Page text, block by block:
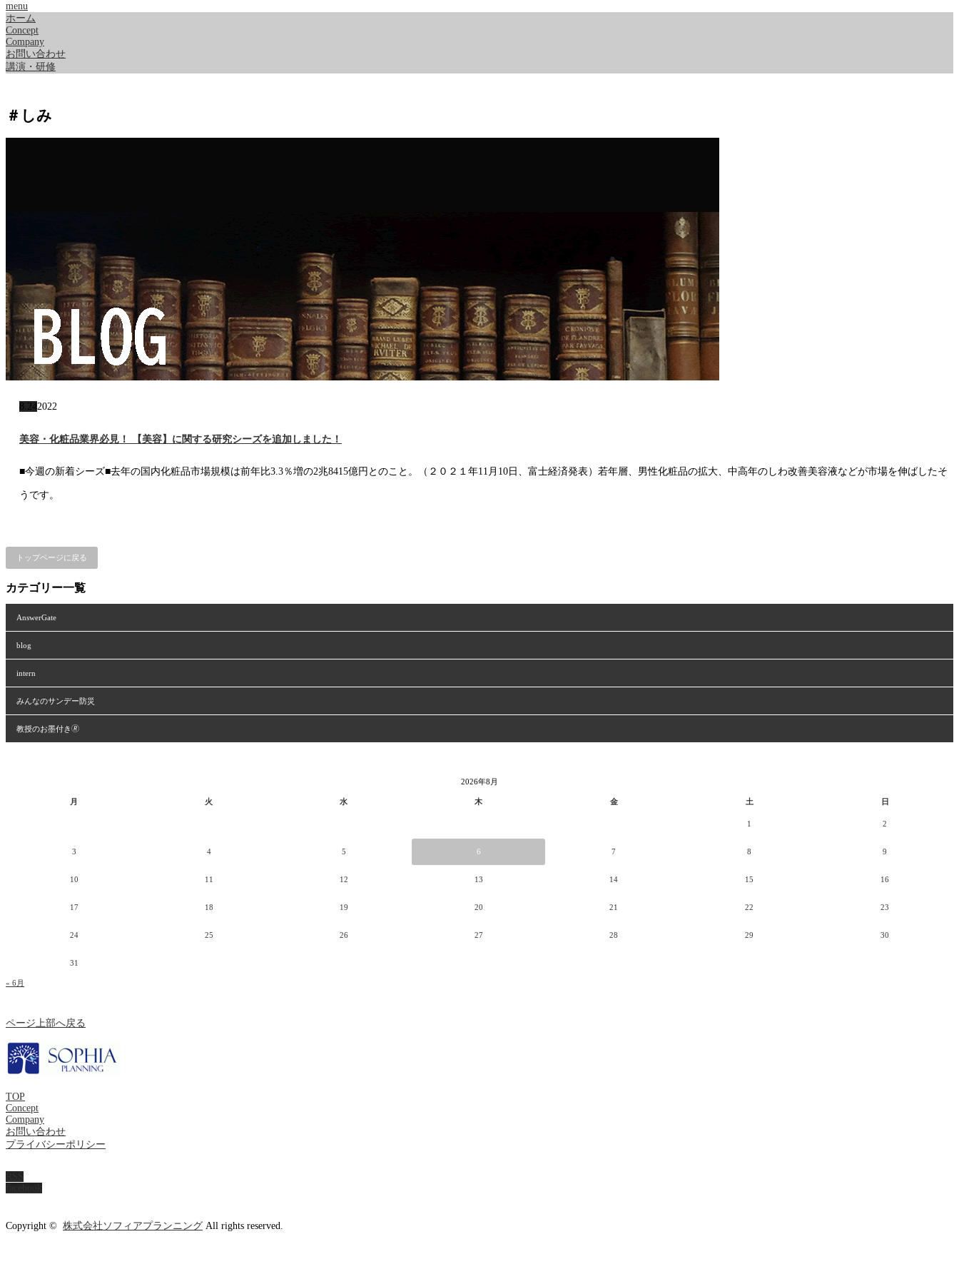
menu
ホーム
Concept
Company
お問い合わせ
講演・研修
＃しみ
8.242022
美容・化粧品業界必見！ 【美容】に関する研究シーズを追加しました！
■今週の新着シーズ■去年の国内化粧品市場規模は前年比3.3％増の2兆8415億円とのこと。（２０２１年11月10日、富士経済発表）若年層、男性化粧品の拡大、中高年のしわ改善美容液などが市場を伸ばしたそ
うです。
トップページに戻る
カテゴリー一覧
AnswerGate
blog
intern
みんなのサンデー防災
教授のお墨付き🄬
2026年8月
月 火 水 木 金 土 日
1 2
3 4 5 6 7 8 9
10 11 12 13 14 15 16
17 18 19 20 21 22 23
24 25 26 27 28 29 30
31
« 6月
ページ上部へ戻る
TOP
Concept
Company
お問い合わせ
プライバシーポリシー
Copyright © 株式会社ソフィアプランニング All rights reserved.